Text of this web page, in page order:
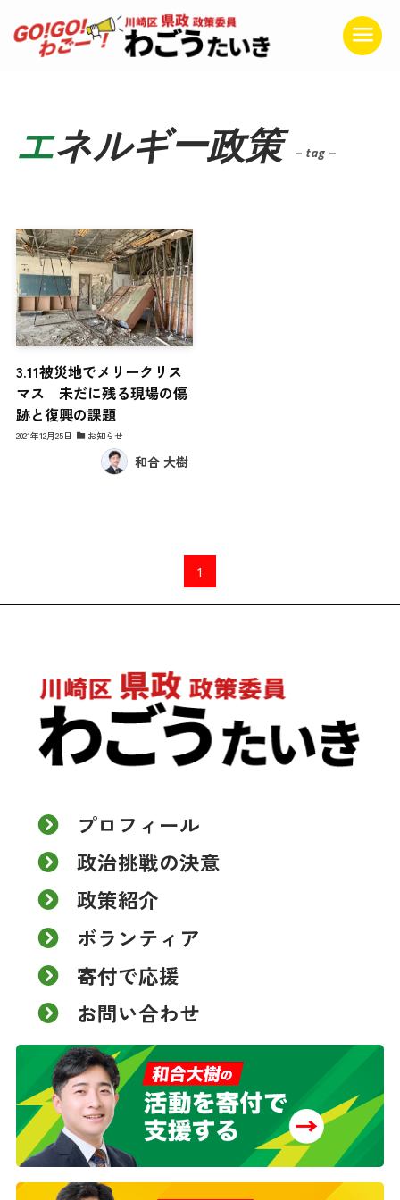
エネルギー政策 – tag –
3.11被災地でメリークリス
マス 未だに残る現場の傷
跡と復興の課題
2021年12月25日 お知らせ
和合 大樹
1
プロフィール
政治挑戦の決意
政策紹介
ボランティア
寄付で応援
お問い合わせ